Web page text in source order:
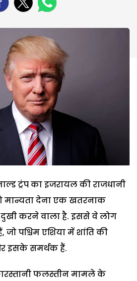
ट्रंप का इजरायल की राजधानी
देना एक खतरनाक
करने वाला है. इससे वे लोग
जो पश्चिम एशिया में शांति की
इसके समर्थक हैं.
फलस्तीन मामले के